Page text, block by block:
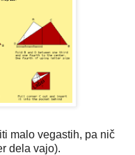
malo vegastih, pa nič
dela vajo).